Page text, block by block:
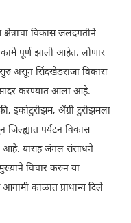
विकास जलदगतीने
पूर्ण झाली आहेत. लोणार
असून सिंदखेडराजा विकास
सादर करण्यात आला आहे.
इकोटुरीझम, ॲग्री टुरीझमला
जिल्ह्यात पर्यटन विकास
आहे. यासह जंगल संसाधने
विचार करुन या
काळात प्राधान्य दिले